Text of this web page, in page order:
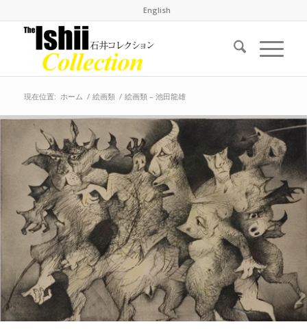
English
現在位置: ホーム / 絵画類 / 絵画類 – 池田龍雄